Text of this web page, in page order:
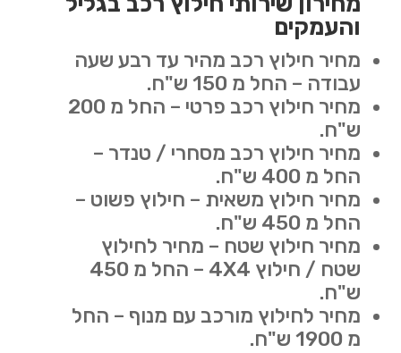
והעמקים
מחיר חילוץ רכב מהיר עד רבע שעה
עבודה – החל מ 150 ש"ח.
מחיר חילוץ רכב פרטי – החל מ 200
ש"ח.
מחיר חילוץ רכב מסחרי / טנדר –
החל מ 400 ש"ח.
מחיר חילוץ משאית – חילוץ פשוט –
החל מ 450 ש"ח.
מחיר חילוץ שטח – מחיר לחילוץ
שטח / חילוץ 4X4 – החל מ 450
ש"ח.
מחיר לחילוץ מורכב עם מנוף – החל
מ 1900 ש"ח.